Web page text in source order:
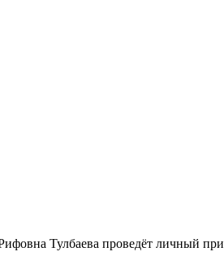
Тулбаева проведёт личный